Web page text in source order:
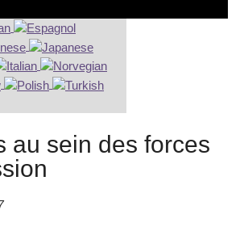
au sein des forces